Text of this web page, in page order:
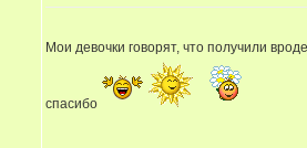
Мои девочки говорят, что получили
спасибо